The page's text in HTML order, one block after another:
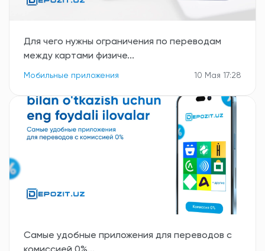
Для чего нужны ограничения по переводам
между картами физиче...
Мобильные приложения 10 Мая 17:28
Самые удобные приложения для переводов с